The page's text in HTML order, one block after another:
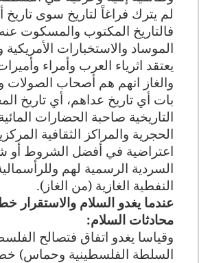
لم يترك فراغاً لتاريخ سوى
فالتاريخ المكتوب والمسكوت
الموساد والاستخبارات الأمريكية
يعتقد اثرياء العرب وأمراء
والغاز انهم هم أصحاب الصولات
بات أي تاريخ عداهم، أي تاريخ
التاريخية صاحبة الحضارات
الحجرية والمراكز الثقافية
اعتراضية في أفضل الشروط أو
السردية الرسمية لهم
النفطية الغازية (من الغاز).
عندما يغدو السلام والاستقرار
محادثات السلام:
وقياسا يغدو اتفاق فتصالح
السلطة الفلسطينية وحماس)